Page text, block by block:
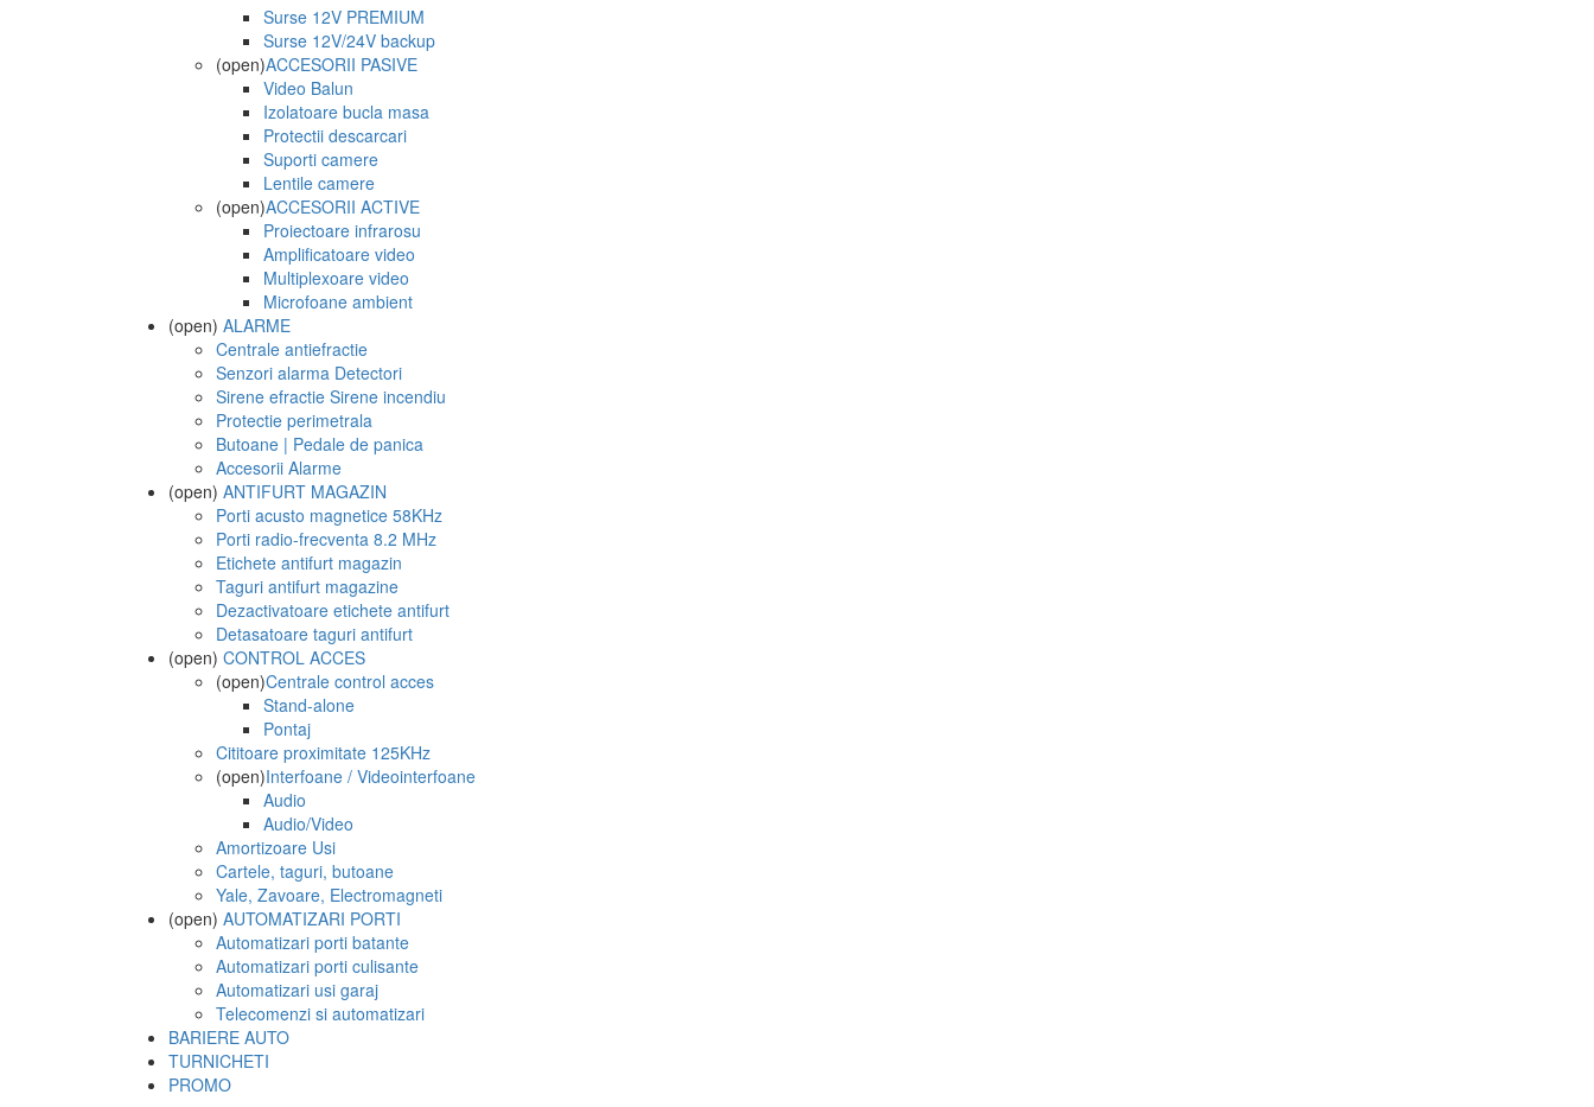
Surse 12V PREMIUM
Surse 12V/24V backup
(open)ACCESORII PASIVE
Video Balun
Izolatoare bucla masa
Protectii descarcari
Suporti camere
Lentile camere
(open)ACCESORII ACTIVE
Proiectoare infrarosu
Amplificatoare video
Multiplexoare video
Microfoane ambient
(open) ALARME
Centrale antiefractie
Senzori alarma Detectori
Sirene efractie Sirene incendiu
Protectie perimetrala
Butoane | Pedale de panica
Accesorii Alarme
(open) ANTIFURT MAGAZIN
Porti acusto magnetice 58KHz
Porti radio-frecventa 8.2 MHz
Etichete antifurt magazin
Taguri antifurt magazine
Dezactivatoare etichete antifurt
Detasatoare taguri antifurt
(open) CONTROL ACCES
(open)Centrale control acces
Stand-alone
Pontaj
Cititoare proximitate 125KHz
(open)Interfoane / Videointerfoane
Audio
Audio/Video
Amortizoare Usi
Cartele, taguri, butoane
Yale, Zavoare, Electromagneti
(open) AUTOMATIZARI PORTI
Automatizari porti batante
Automatizari porti culisante
Automatizari usi garaj
Telecomenzi si automatizari
BARIERE AUTO
TURNICHETI
PROMO